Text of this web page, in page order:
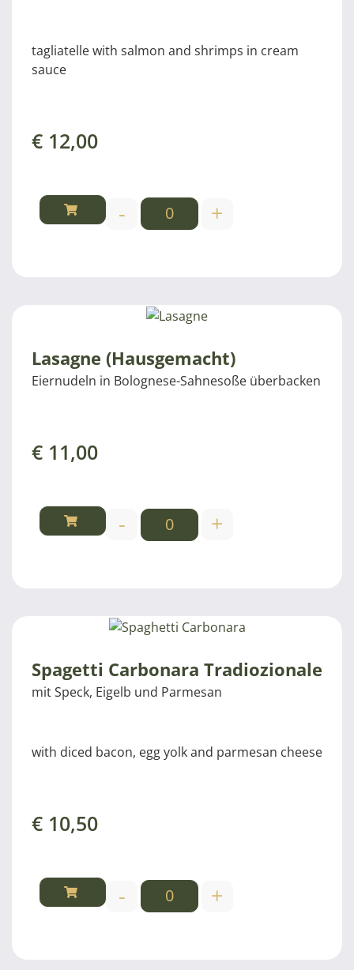
tagliatelle with salmon and shrimps in cream
sauce
€ 12,00
- +
Lasagne (Hausgemacht)
Eiernudeln in Bolognese-Sahnesoße überbacken
€ 11,00
- +
Spagetti Carbonara Tradiozionale
mit Speck, Eigelb und Parmesan
with diced bacon, egg yolk and parmesan cheese
€ 10,50
- +